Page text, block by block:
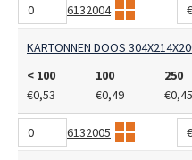
6132004
KARTONNEN DOOS
< 100
100 250
€0,53
€0,49 €0,45
6132005